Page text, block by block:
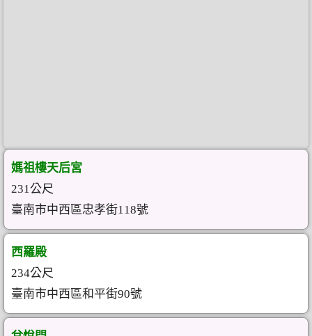
媽祖樓天后宮
231公尺
臺南市中西區忠孝街118號
西羅殿
234公尺
臺南市中西區和平街90號